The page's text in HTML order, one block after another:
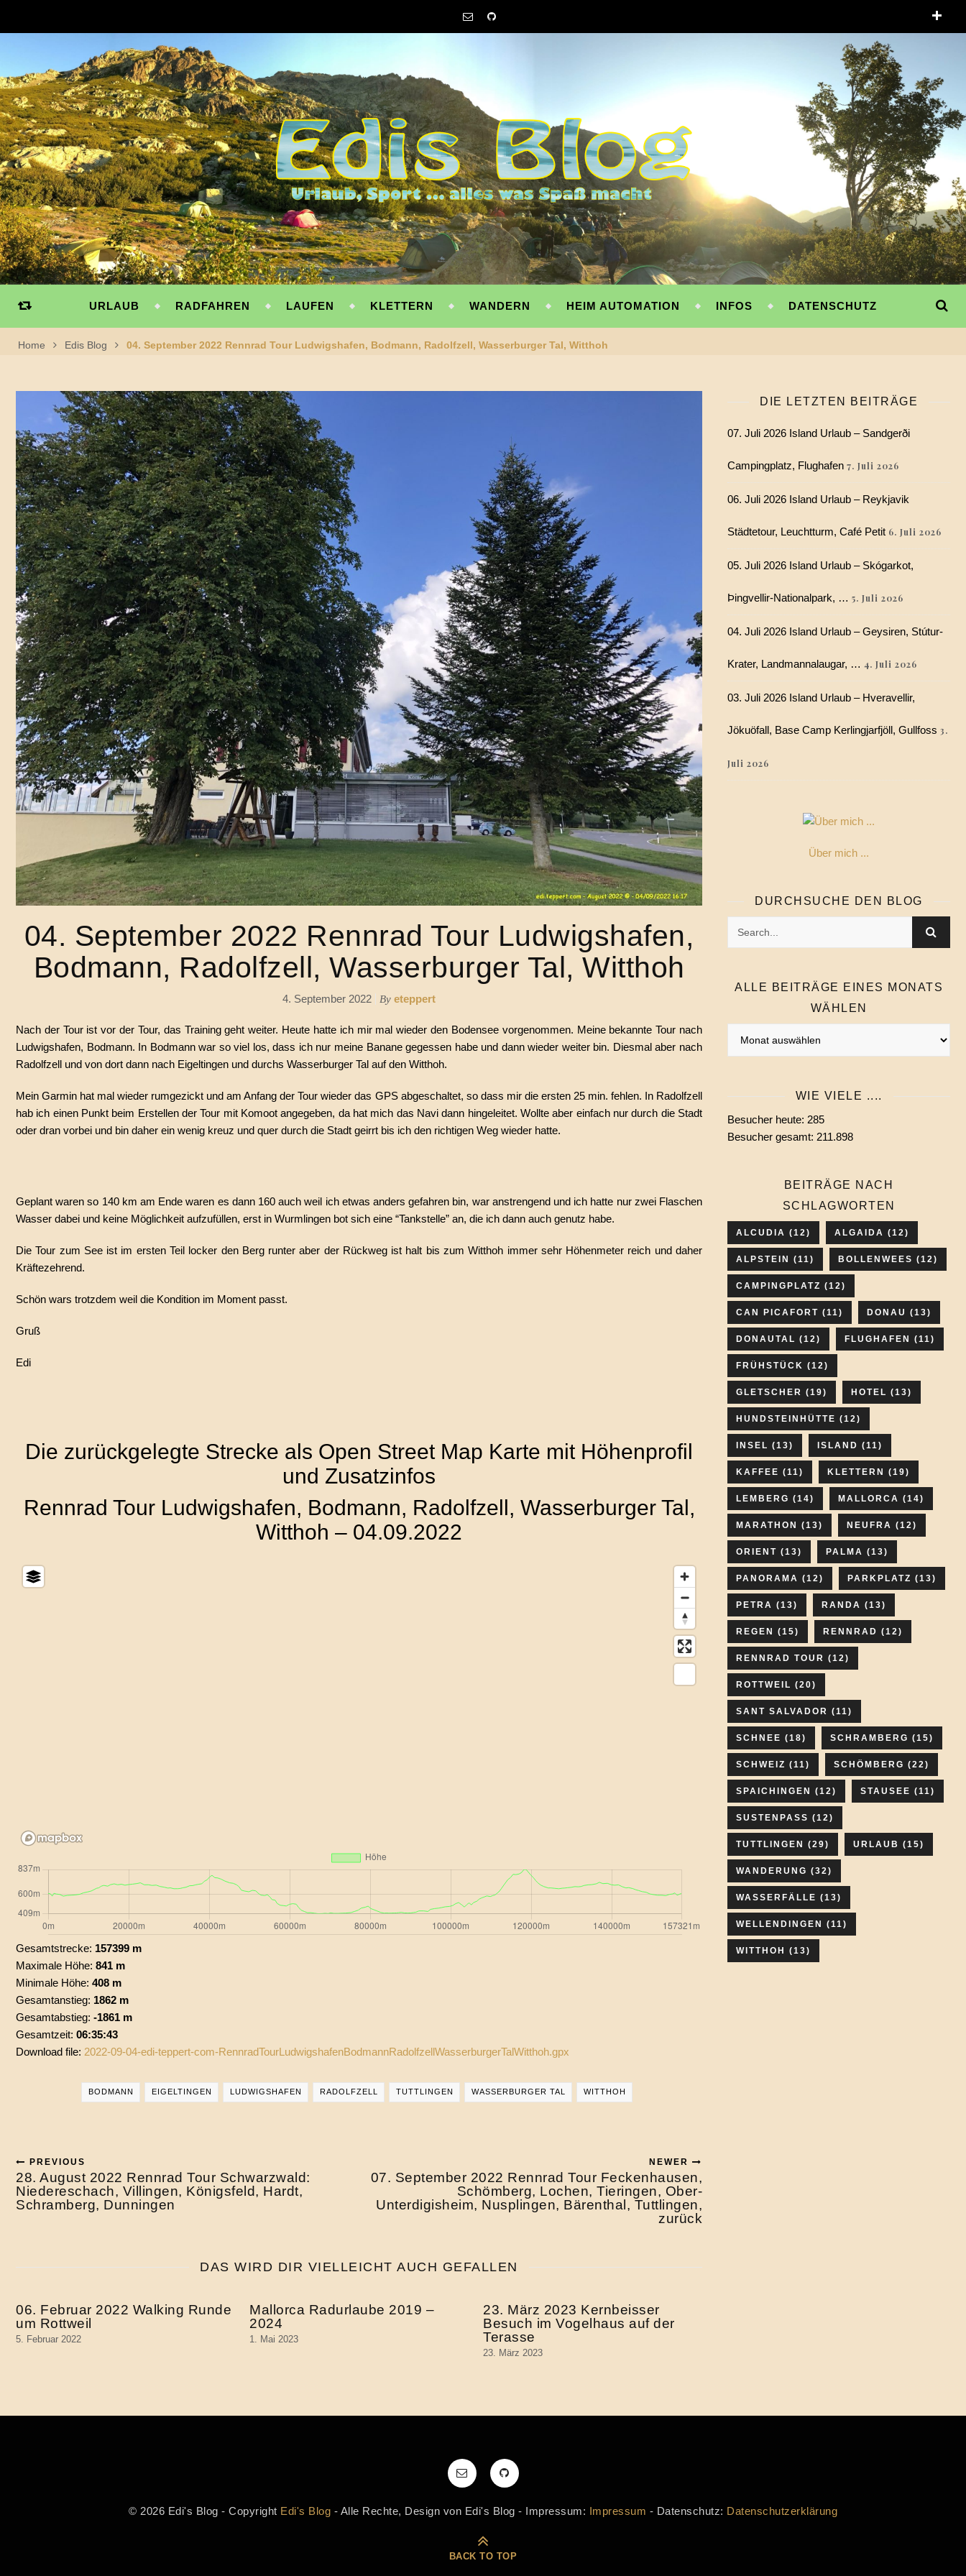
URLAUB RADFAHREN LAUFEN KLETTERN WANDERN HEIM AUTOMATION INFOS DATENSCHUTZ
Home Edis Blog 04. September 2022 Rennrad Tour Ludwigshafen, Bodmann, Radolfzell, Wasserburger Tal, Witthoh
04. September 2022 Rennrad Tour Ludwigshafen,
Bodmann, Radolfzell, Wasserburger Tal, Witthoh
4. September 2022 By eteppert
Nach der Tour ist vor der Tour, das Training geht weiter. Heute hatte ich mir mal wieder den Bodensee vorgenommen. Meine bekannte Tour nach
Ludwigshafen, Bodmann. In Bodmann war so viel los, dass ich nur meine Banane gegessen habe und dann wieder weiter bin. Diesmal aber nach
Radolfzell und von dort dann nach Eigeltingen und durchs Wasserburger Tal auf den Witthoh.
Mein Garmin hat mal wieder rumgezickt und am Anfang der Tour wieder das GPS abgeschaltet, so dass mir die ersten 25 min. fehlen. In Radolfzell
hab ich einen Punkt beim Erstellen der Tour mit Komoot angegeben, da hat mich das Navi dann hingeleitet. Wollte aber einfach nur durch die Stadt
oder dran vorbei und bin daher ein wenig kreuz und quer durch die Stadt geirrt bis ich den richtigen Weg wieder hatte.
Geplant waren so 140 km am Ende waren es dann 160 auch weil ich etwas anders gefahren bin, war anstrengend und ich hatte nur zwei Flaschen
Wasser dabei und keine Möglichkeit aufzufüllen, erst in Wurmlingen bot sich eine “Tankstelle” an, die ich dann auch genutz habe.
Die Tour zum See ist im ersten Teil locker den Berg runter aber der Rückweg ist halt bis zum Witthoh immer sehr Höhenmeter reich und daher
Kräftezehrend.
Schön wars trotzdem weil die Kondition im Moment passt.
Gruß
Edi
Die zurückgelegte Strecke als Open Street Map Karte mit Höhenprofil
und Zusatzinfos
Rennrad Tour Ludwigshafen, Bodmann, Radolfzell, Wasserburger Tal,
Witthoh – 04.09.2022
Gesamtstrecke: 157399 m
Maximale Höhe: 841 m
Minimale Höhe: 408 m
Gesamtanstieg: 1862 m
Gesamtabstieg: -1861 m
Gesamtzeit: 06:35:43
Download file: 2022-09-04-edi-teppert-com-RennradTourLudwigshafenBodmannRadolfzellWasserburgerTalWitthoh.gpx
BODMANN EIGELTINGEN LUDWIGSHAFEN RADOLFZELL TUTTLINGEN WASSERBURGER TAL WITTHOH
PREVIOUS
28. August 2022 Rennrad Tour Schwarzwald:
Niedereschach, Villingen, Königsfeld, Hardt,
Schramberg, Dunningen
NEWER
07. September 2022 Rennrad Tour Feckenhausen,
Schömberg, Lochen, Tieringen, Ober-
Unterdigisheim, Nusplingen, Bärenthal, Tuttlingen,
zurück
DAS WIRD DIR VIELLEICHT AUCH GEFALLEN
06. Februar 2022 Walking Runde
um Rottweil
5. Februar 2022
Mallorca Radurlaube 2019 –
2024
1. Mai 2023
23. März 2023 Kernbeisser
Besuch im Vogelhaus auf der
Terasse
23. März 2023
DIE LETZTEN BEITRÄGE
07. Juli 2026 Island Urlaub – Sandgerði
Campingplatz, Flughafen 7. Juli 2026
06. Juli 2026 Island Urlaub – Reykjavik
Städtetour, Leuchtturm, Café Petit 6. Juli 2026
05. Juli 2026 Island Urlaub – Skógarkot,
Þingvellir-Nationalpark, … 5. Juli 2026
04. Juli 2026 Island Urlaub – Geysiren, Stútur-
Krater, Landmannalaugar, … 4. Juli 2026
03. Juli 2026 Island Urlaub – Hveravellir,
Jökuöfall, Base Camp Kerlingjarfjöll, Gullfoss 3.
Juli 2026
Über mich ...
DURCHSUCHE DEN BLOG
ALLE BEITRÄGE EINES MONATS
WÄHLEN
wählen
WIE VIELE ....
Besucher heute: 285
Besucher gesamt: 211.898
BEITRÄGE NACH
SCHLAGWORTEN
ALCUDIA (12) ALGAIDA (12)
ALPSTEIN (11) BOLLENWEES (12)
CAMPINGPLATZ (12)
CAN PICAFORT (11) DONAU (13)
DONAUTAL (12) FLUGHAFEN (11)
FRÜHSTÜCK (12)
GLETSCHER (19) HOTEL (13)
HUNDSTEINHÜTTE (12)
INSEL (13) ISLAND (11)
KAFFEE (11) KLETTERN (19)
LEMBERG (14) MALLORCA (14)
MARATHON (13) NEUFRA (12)
ORIENT (13) PALMA (13)
PANORAMA (12) PARKPLATZ (13)
PETRA (13) RANDA (13)
REGEN (15) RENNRAD (12)
RENNRAD TOUR (12)
ROTTWEIL (20)
SANT SALVADOR (11)
SCHNEE (18) SCHRAMBERG (15)
SCHWEIZ (11) SCHÖMBERG (22)
SPAICHINGEN (12) STAUSEE (11)
SUSTENPASS (12)
TUTTLINGEN (29) URLAUB (15)
WANDERUNG (32)
WASSERFÄLLE (13)
WELLENDINGEN (11)
WITTHOH (13)
© 2026 Edi's Blog - Copyright Edi's Blog - Alle Rechte, Design von Edi's Blog - Impressum: Impressum - Datenschutz: Datenschutzerklärung
BACK TO TOP